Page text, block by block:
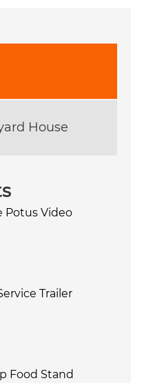
House
Potus Video
Trailer
Food Stand